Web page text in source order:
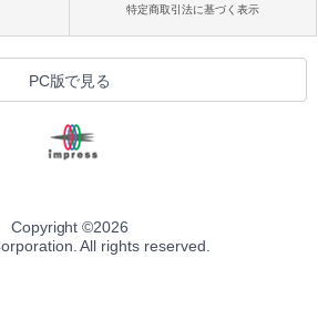
特定商取引法に基づく表示
PC版で見る
Copyright ©2026
All rights reserved.